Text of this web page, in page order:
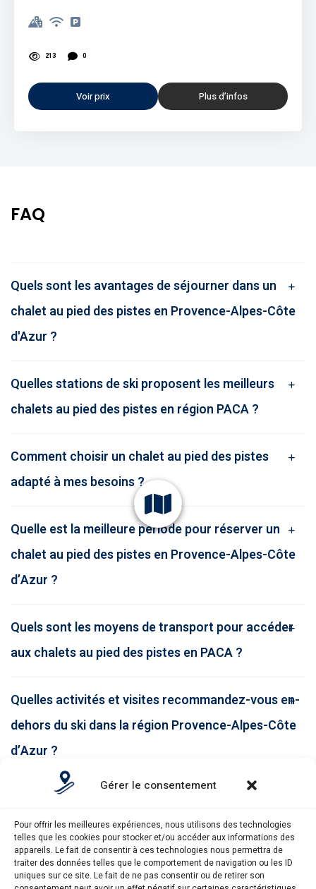
Gérer le consentement
Pour offrir les meilleures expériences, nous utilisons des technologies
telles que les cookies pour stocker et/ou accéder aux informations des
appareils. Le fait de consentir à ces technologies nous permettra de
traiter des données telles que le comportement de navigation ou les ID
uniques sur ce site. Le fait de ne pas consentir ou de retirer son
213 0
Voir prix Plus d’infos
FAQ
Quels sont les avantages de séjourner dans un
chalet au pied des pistes en Provence-Alpes-Côte
d'Azur ?
Quelles stations de ski proposent les meilleurs
chalets au pied des pistes en région PACA ?
Comment choisir un chalet au pied des pistes
adapté à mes besoins ?
Quelle est la meilleure période pour réserver un
chalet au pied des pistes en Provence-Alpes-Côte
d’Azur ?
Quels sont les moyens de transport pour accéder
aux chalets au pied des pistes en PACA ?
Quelles activités et visites recommandez-vous en-
dehors du ski dans la région Provence-Alpes-Côte
d’Azur ?